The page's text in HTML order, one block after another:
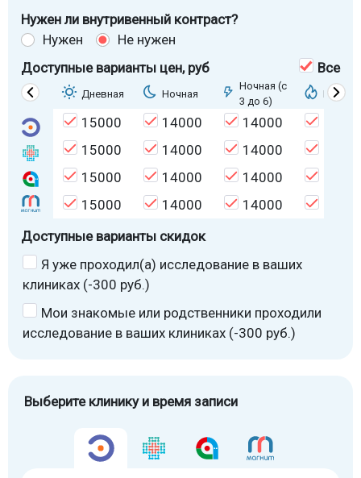
Нужен ли внутривенный контраст?
Нужен
Не нужен
Доступные варианты цен, руб Все
Дневная Ночная
Ночная (с
3 до 6)
15000 14000 14000
15000
14000 14000
15000
14000 14000
15000
14000 14000
Доступные варианты скидок
Я уже проходил(а) исследование в ваших
клиниках (-300 руб.)
Мои знакомые или родственники проходили
исследование в ваших клиниках (-300 руб.)
Выберите клинику и время записи